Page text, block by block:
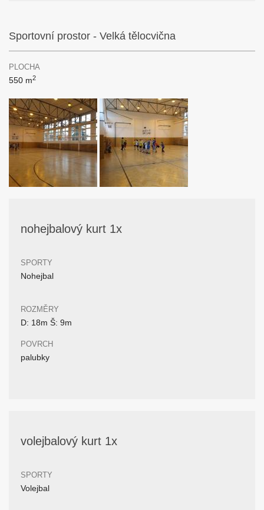
Sportovní prostor - Velká tělocvična
PLOCHA
550 m2
nohejbalový kurt 1x
SPORTY
Nohejbal
ROZMĚRY
D: 18m Š: 9m
POVRCH
palubky
volejbalový kurt 1x
SPORTY
Volejbal